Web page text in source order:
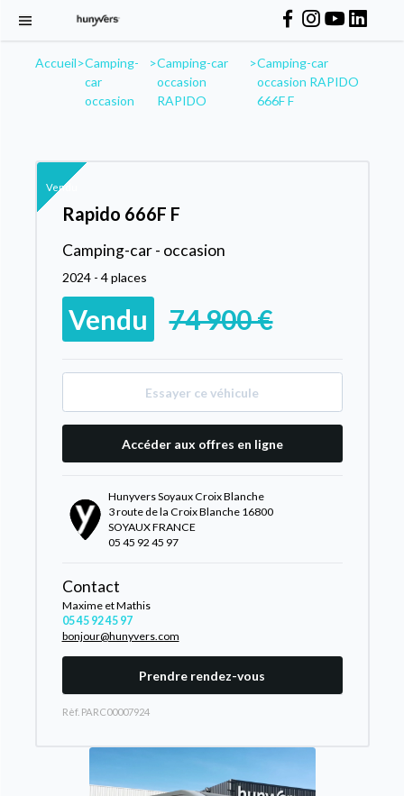
Accueil>Camping-
car
occasion
>Camping-car
occasion
RAPIDO
>Camping-car
occasion RAPIDO
666F F
Vendu
Rapido 666F F
Camping-car - occasion
2024 - 4 places
Vendu 74 900 €
Essayer ce véhicule
Accéder aux offres en ligne
Hunyvers Soyaux Croix Blanche
3 route de la Croix Blanche 16800
SOYAUX FRANCE
05 45 92 45 97
Contact
Maxime et Mathis
05 45 92 45 97
bonjour@hunyvers.com
Prendre rendez-vous
Rèf. PARC00007924